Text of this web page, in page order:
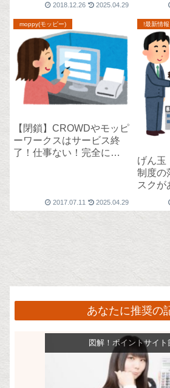
2018.12.26 2025.04.29
moppy(モッピー)
【閉鎖】CROWDやモッピ
ーワークスはサービス終
了！仕事ない！完全にオ
2017.07.11 2025.04.29
!最新情報
げん玉
制度の
スクが
を奪う
あなたに推奨の
図解！ポイントサイト